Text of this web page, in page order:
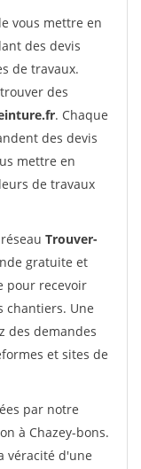
vous mettre en
des devis
de travaux.
des
. Chaque
des devis
mettre en
de travaux
Trouver-
gratuite et
pour recevoir
chantiers. Une
des demandes
et sites de
par notre
à Chazey-bons.
véracité d'une